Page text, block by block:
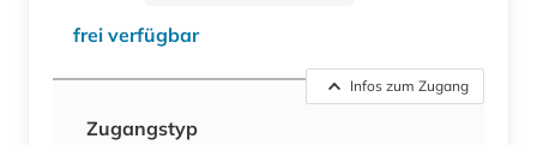
frei verfügbar
Infos zum Zugang
Zugangstyp